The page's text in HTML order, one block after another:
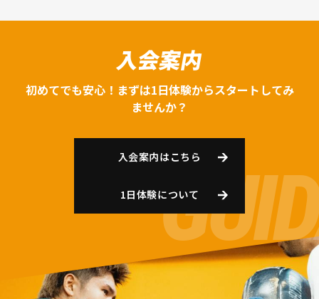
入会案内
初めてでも安心！まずは1日体験からスタートしてみ
ませんか？
入会案内はこちら
1日体験について